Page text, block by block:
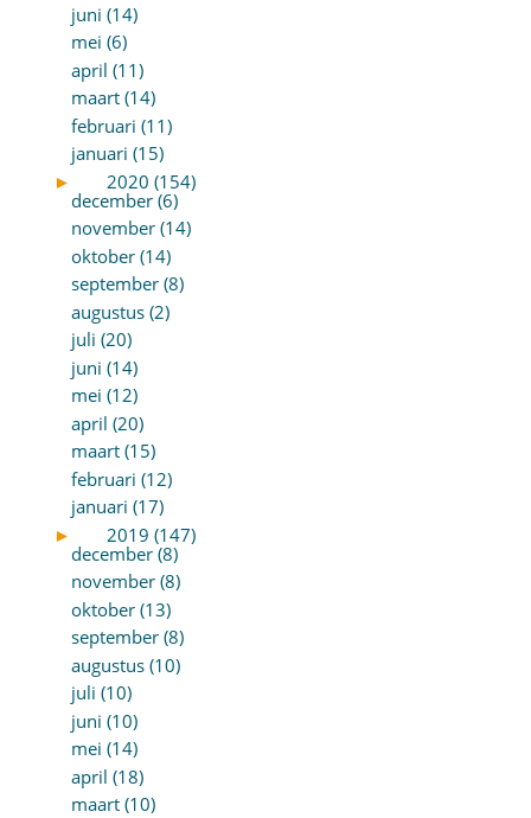
juni (14)
mei (6)
april (11)
maart (14)
februari (11)
januari (15)
►
2020 (154)
december (6)
november (14)
oktober (14)
september (8)
augustus (2)
juli (20)
juni (14)
mei (12)
april (20)
maart (15)
februari (12)
januari (17)
►
2019 (147)
december (8)
november (8)
oktober (13)
september (8)
augustus (10)
juli (10)
juni (10)
mei (14)
april (18)
maart (10)